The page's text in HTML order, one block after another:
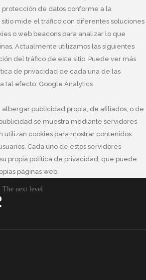
de datos conforme a la
mide el tráfico con diferentes soluciones
o web beacons para analizar lo que
Actualmente utilizamos las siguientes
del tráfico de este sitio. Puede ver más
de privacidad de cada una de las
tal efecto: Google Analytics
albergar publicidad propia, de afiliados, o de
se muestra mediante servidores
utilizan cookies para mostrar contenidos
Cada uno de estos servidores
propia política de privacidad, que puede
páginas web.
The next level